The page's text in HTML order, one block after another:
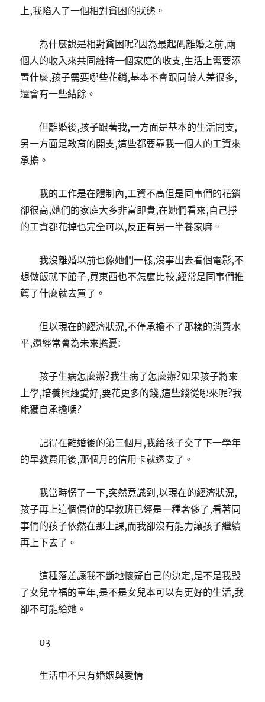
上,我陷入了一個相對貧困的狀態。
為什麼說是相對貧困呢?因為最起碼離婚之前,兩
個人的收入來共同維持一個家庭的收支,生活上需要添
置什麼,孩子需要哪些花銷,基本不會跟同齡人差很多,
還會有一些結餘。
但離婚後,孩子跟著我,一方面是基本的生活開支,
另一方面是教育的開支,這些都要靠我一個人的工資來
承擔。
我的工作是在體制內,工資不高但是同事們的花銷
卻很高,她們的家庭大多非富即貴,在她們看來,自己掙
的工資都花掉也完全可以,反正有另一半養家嘛。
我沒離婚以前也像她們一樣,沒事出去看個電影,不
想做飯就下館子,買東西也不怎麼比較,經常是同事們推
薦了什麼就去買了。
但以現在的經濟狀況,不僅承擔不了那樣的消費水
平,還經常會為未來擔憂:
孩子生病怎麼辦?我生病了怎麼辦?如果孩子將來
上學,培養興趣愛好,要花更多的錢,這些錢從哪來呢?我
能獨自承擔嗎?
記得在離婚後的第三個月,我給孩子交了下一學年
的早教費用後,那個月的信用卡就透支了。
我當時愣了一下,突然意識到,以現在的經濟狀況,
孩子再上這個價位的早教班已經是一種奢侈了,看著同
事們的孩子依然在那上課,而我卻沒有能力讓孩子繼續
再上下去了。
這種落差讓我不斷地懷疑自己的決定,是不是我毀
了女兒幸福的童年,是不是女兒本可以有更好的生活,我
卻不可能給她。
03
生活中不只有婚姻與愛情